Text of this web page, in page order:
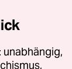
unabhängig,